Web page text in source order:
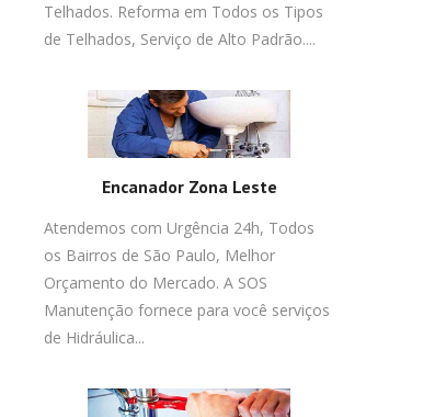
Telhados. Reforma em Todos os Tipos
de Telhados, Serviço de Alto Padrão....
Encanador Zona Leste
Atendemos com Urgência 24h, Todos
os Bairros de São Paulo, Melhor
Orçamento do Mercado. A SOS
Manutenção fornece para você serviços
de Hidráulica...